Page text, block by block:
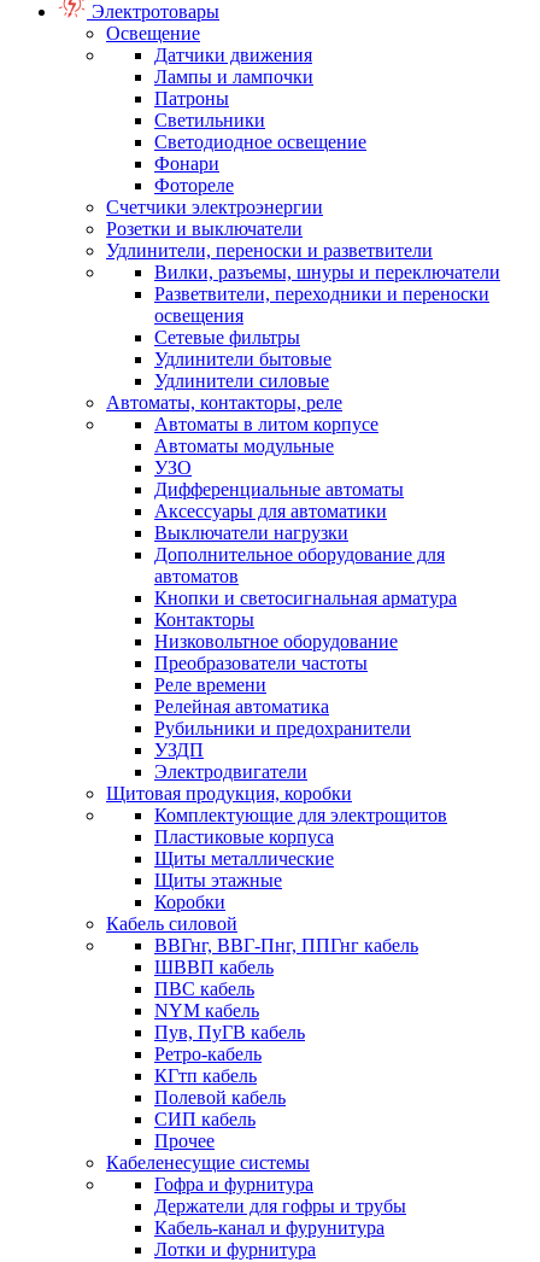
Электротовары
Освещение
Датчики движения
Лампы и лампочки
Патроны
Светильники
Светодиодное освещение
Фонари
Фотореле
Счетчики электроэнергии
Розетки и выключатели
Удлинители, переноски и разветвители
Вилки, разъемы, шнуры и переключатели
Разветвители, переходники и переноски
освещения
Сетевые фильтры
Удлинители бытовые
Удлинители силовые
Автоматы, контакторы, реле
Автоматы в литом корпусе
Автоматы модульные
УЗО
Дифференциальные автоматы
Аксессуары для автоматики
Выключатели нагрузки
Дополнительное оборудование для
автоматов
Кнопки и светосигнальная арматура
Контакторы
Низковольтное оборудование
Преобразователи частоты
Реле времени
Релейная автоматика
Рубильники и предохранители
УЗДП
Электродвигатели
Щитовая продукция, коробки
Комплектующие для электрощитов
Пластиковые корпуса
Щиты металлические
Щиты этажные
Коробки
Кабель силовой
ВВГнг, ВВГ-Пнг, ППГнг кабель
ШВВП кабель
ПВС кабель
NYM кабель
Пув, ПуГВ кабель
Ретро-кабель
КГтп кабель
Полевой кабель
СИП кабель
Прочее
Кабеленесущие системы
Гофра и фурнитура
Держатели для гофры и трубы
Кабель-канал и фурунитура
Лотки и фурнитура